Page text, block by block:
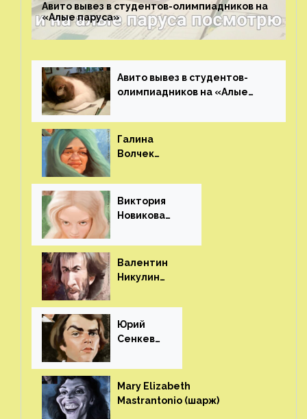
Авито вывез в студентов-олимпиадников на
«Алые паруса»⁠⁠
Авито вывез в студентов-
олимпиадников на «Алые
Галина
Волчек
Виктория
Новикова
Валентин
Никулин
Юрий
Сенкеви
Mary Elizabeth
Mastrantonio (шарж)⁠⁠